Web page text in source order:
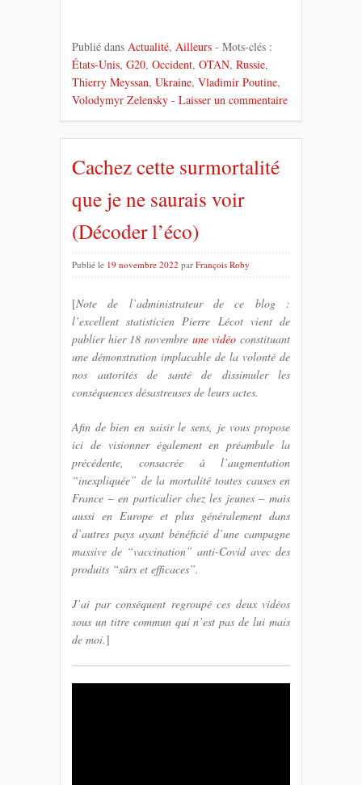
Publié dans Actualité, Ailleurs - Mots-clés :
États-Unis, G20, Occident, OTAN, Russie,
Thierry Meyssan, Ukraine, Vladimir Poutine,
Volodymyr Zelensky - Laisser un commentaire
Cachez cette surmortalité
que je ne saurais voir
(Décoder l’éco)
Publié le 19 novembre 2022 par François Roby
[Note de l’administrateur de ce blog :
l’excellent statisticien Pierre Lécot vient de
publier hier 18 novembre une vidéo constituant
une démonstration implacable de la volonté de
nos autorités de santé de dissimuler les
conséquences désastreuses de leurs actes.
Afin de bien en saisir le sens, je vous propose
ici de visionner également en préambule la
précédente, consacrée à l’augmentation
“inexpliquée” de la mortalité toutes causes en
France – en particulier chez les jeunes – mais
aussi en Europe et plus généralement dans
d’autres pays ayant bénéficié d’une campagne
massive de “vaccination” anti-Covid avec des
produits “sûrs et efficaces”.
J’ai par conséquent regroupé ces deux vidéos
sous un titre commun qui n’est pas de lui mais
de moi.]